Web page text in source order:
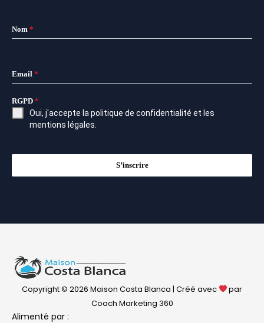
Nom *
Email *
RGPD *
Oui, j'accepte la politique de confidentialité et les
mentions légales
S’inscrire
Copyright © 2026 Maison Costa Blanca | Créé avec
par
Coach Marketing 360
Alimenté par :